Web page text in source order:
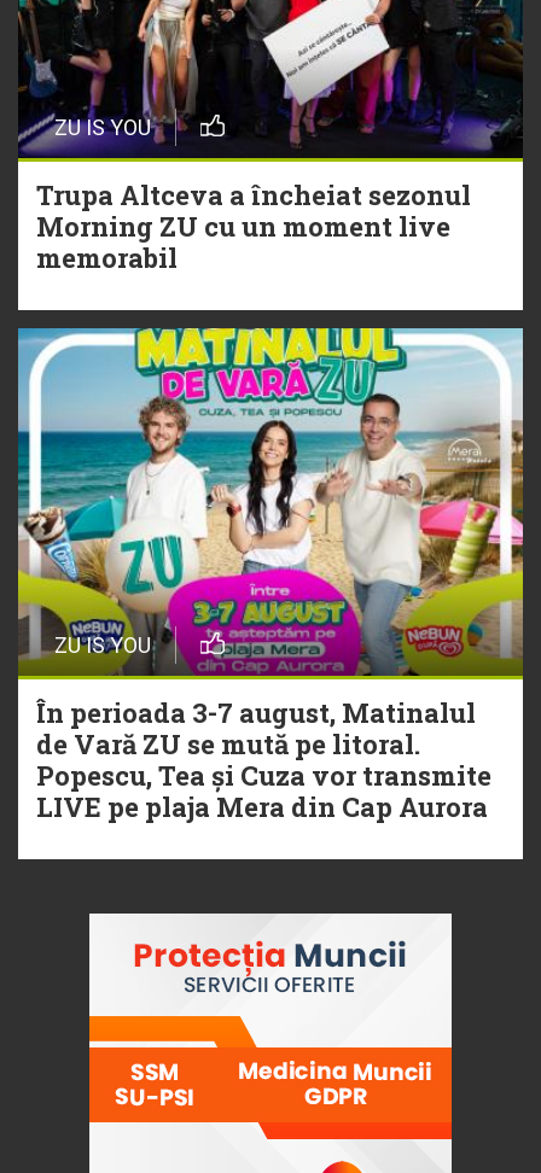
20 Iulie
Episod nou | Muzica Aia x DJ
Christian Thomson
20 Iulie
Torpedoul lui Morar: Theo Rose -
ZU IS YOU
Trupa Altceva a încheiat sezonul
Morning ZU cu un moment live
memorabil
ZU IS YOU
În perioada 3-7 august, Matinalul
de Vară ZU se mută pe litoral.
Popescu, Tea și Cuza vor transmite
LIVE pe plaja Mera din Cap Aurora